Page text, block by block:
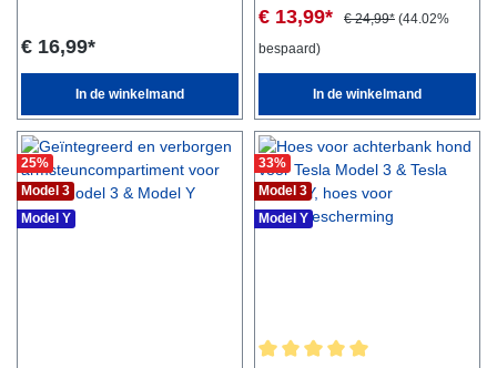
tweede vak waarin u uw
zonnebril kunt opbergen.Het
het rijden.Met de praktische
opening in het vak kunnen
zaken als een smartphone
comfortabel worden
opgeladen via de 12-volt
€ 16,99*
In de winkelmand
perfect. Dankzij zijn compacte
tafel gemakkelijk worden
opgeborgen in de kofferbak of
in een deur.
€ 13,99* € 24,99* (44.02%
bespaard)
In de winkelmand
25%
Model 3
Model Y
33%
Model 3
Model Y